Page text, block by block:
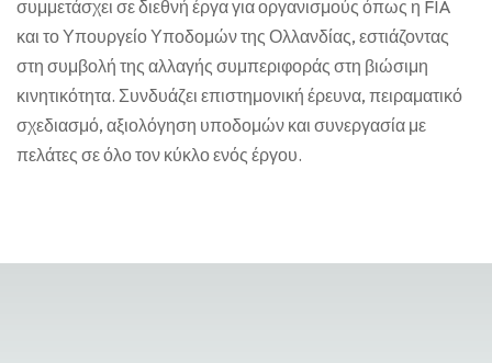
συμμετάσχει σε διεθνή έργα για οργανισμούς όπως η FIA
και το Υπουργείο Υποδομών της Ολλανδίας, εστιάζοντας
στη συμβολή της αλλαγής συμπεριφοράς στη βιώσιμη
κινητικότητα. Συνδυάζει επιστημονική έρευνα, πειραματικό
σχεδιασμό, αξιολόγηση υποδομών και συνεργασία με
πελάτες σε όλο τον κύκλο ενός έργου.